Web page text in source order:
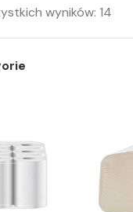
wyników: 14